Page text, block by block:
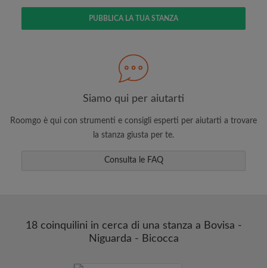
Salva le tue ricerche
Ricevi aggiornamenti via email per gli ultimi
annunci di stanze
Fai sapere ai coinquilini e ai proprietari
esattamente quello che stai cercando
PUBBLICA LA TUA STANZA
Siamo qui per aiutarti
Roomgo è qui con strumenti e consigli esperti per aiutarti a trovare
la stanza giusta per te.
Consulta le FAQ
18 coinquilini in cerca di una stanza a Bovisa -
Niguarda - Bicocca